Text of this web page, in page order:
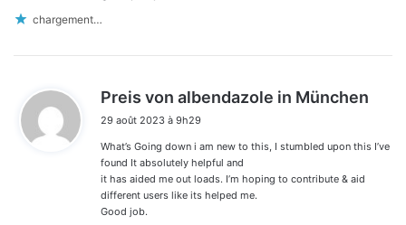
chargement…
Preis von albendazole in München
29 août 2023 à 9h29
What’s Going down i am new to this, I stumbled upon this I’ve
found It absolutely helpful and
it has aided me out loads. I’m hoping to contribute & aid
different users like its helped me.
Good job.